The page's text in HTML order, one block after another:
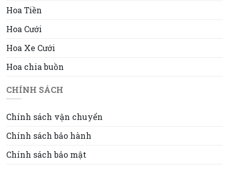
Hoa Tiền
Hoa Cưới
Hoa Xe Cưới
Hoa chia buồn
CHÍNH SÁCH
Chính sách vận chuyển
Chính sách bảo hành
Chính sách bảo mật